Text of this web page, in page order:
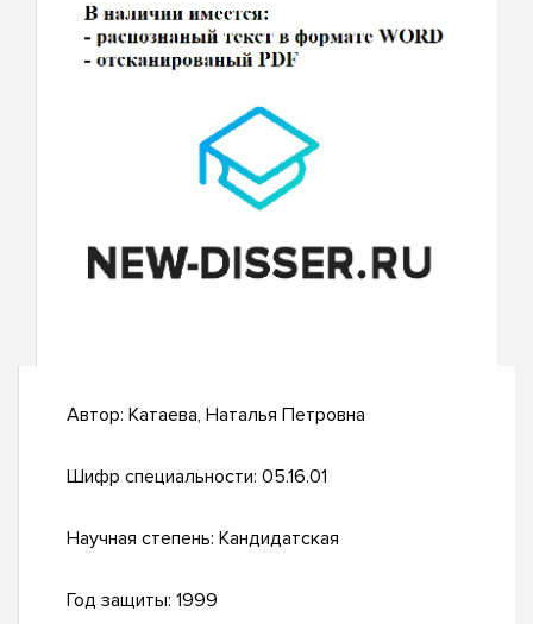
Автор: Катаева, Наталья Петровна
Шифр специальности: 05.16.01
Научная степень: Кандидатская
Год защиты: 1999